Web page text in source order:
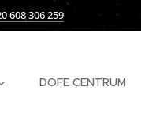
608 306 259
DOFE CENTRUM